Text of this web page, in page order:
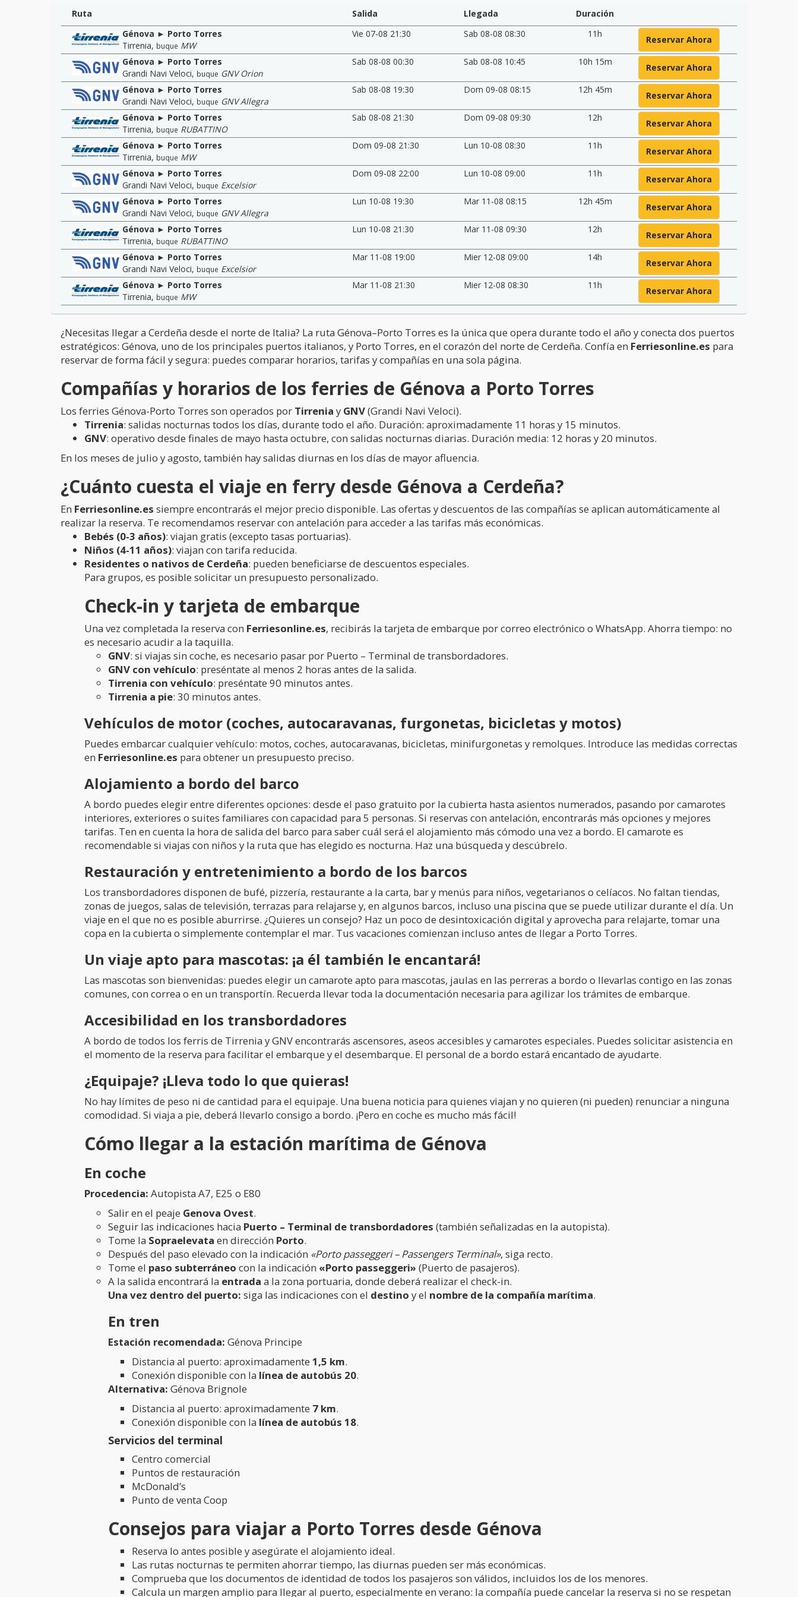
Ruta Salida Llegada
Duración
Génova ► Porto Torres
Tirrenia, buque MW
Vie 07-08 21:30 Sab 08-08 08:30 11h
Reservar Ahora
Génova ► Porto Torres
Grandi Navi Veloci, buque GNV Orion
Sab 08-08 00:30 Sab 08-08 10:45 10h 15m
Reservar Ahora
Génova ► Porto Torres
Grandi Navi Veloci, buque GNV Allegra
Sab 08-08 19:30 Dom 09-08 08:15 12h 45m
Reservar Ahora
Génova ► Porto Torres
Tirrenia, buque RUBATTINO
Sab 08-08 21:30 Dom 09-08 09:30 12h
Reservar Ahora
Génova ► Porto Torres
Tirrenia, buque MW
Dom 09-08 21:30 Lun 10-08 08:30 11h
Reservar Ahora
Génova ► Porto Torres
Grandi Navi Veloci, buque Excelsior
Dom 09-08 22:00 Lun 10-08 09:00 11h
Reservar Ahora
Génova ► Porto Torres
Grandi Navi Veloci, buque GNV Allegra
Lun 10-08 19:30 Mar 11-08 08:15 12h 45m
Reservar Ahora
Génova ► Porto Torres
Tirrenia, buque RUBATTINO
Lun 10-08 21:30 Mar 11-08 09:30 12h
Reservar Ahora
Génova ► Porto Torres
Grandi Navi Veloci, buque Excelsior
Mar 11-08 19:00 Mier 12-08 09:00 14h
Reservar Ahora
Génova ► Porto Torres
Tirrenia, buque MW
Mar 11-08 21:30 Mier 12-08 08:30 11h
Reservar Ahora
¿Necesitas llegar a Cerdeña desde el norte de Italia? La ruta Génova–Porto Torres es la única que opera durante todo el año y conecta dos puertos
estratégicos: Génova, uno de los principales puertos italianos, y Porto Torres, en el corazón del norte de Cerdeña. Confía en Ferriesonline.es para
reservar de forma fácil y segura: puedes comparar horarios, tarifas y compañías en una sola página.
Compañías y horarios de los ferries de Génova a Porto Torres
Los ferries Génova-Porto Torres son operados por Tirrenia y GNV(Grandi Navi Veloci).
Tirrenia: salidas nocturnas todos los días, durante todo el año. Duración: aproximadamente 11 horas y 15 minutos.
GNV: operativo desde finales de mayo hasta octubre, con salidas nocturnas diarias. Duración media: 12 horas y 20 minutos.
En los meses de julio y agosto, también hay salidas diurnas en los días de mayor afluencia.
¿Cuánto cuesta el viaje en ferry desde Génova a Cerdeña?
En Ferriesonline.es siempre encontrarás el mejor precio disponible. Las ofertas y descuentos de las compañías se aplican automáticamente al
realizar la reserva. Te recomendamos reservar con antelación para acceder a las tarifas más económicas.
Bebés (0-3 años): viajan gratis (excepto tasas portuarias).
Niños (4-11 años): viajan con tarifa reducida.
Residentes o nativos de Cerdeña: pueden beneficiarse de descuentos especiales.
Para grupos, es posible solicitar un presupuesto personalizado.
Check-in y tarjeta de embarque
Una vez completada la reserva con Ferriesonline.es, recibirás la tarjeta de embarque por correo electrónico o WhatsApp. Ahorra tiempo: no
es necesario acudir a la taquilla.
GNV: si viajas sin coche, es necesario pasar por Puerto – Terminal de transbordadores.
GNV con vehículo: preséntate al menos 2 horas antes de la salida.
Tirrenia con vehículo: preséntate 90 minutos antes.
Tirrenia a pie: 30 minutos antes.
Vehículos de motor (coches, autocaravanas, furgonetas, bicicletas y motos)
Puedes embarcar cualquier vehículo: motos, coches, autocaravanas, bicicletas, minifurgonetas y remolques. Introduce las medidas correctas
en Ferriesonline.es para obtener un presupuesto preciso.
Alojamiento a bordo del barco
A bordo puedes elegir entre diferentes opciones: desde el paso gratuito por la cubierta hasta asientos numerados, pasando por camarotes
interiores, exteriores o suites familiares con capacidad para 5 personas. Si reservas con antelación, encontrarás más opciones y mejores
tarifas. Ten en cuenta la hora de salida del barco para saber cuál será el alojamiento más cómodo una vez a bordo. El camarote es
recomendable si viajas con niños y la ruta que has elegido es nocturna. Haz una búsqueda y descúbrelo.
Restauración y entretenimiento a bordo de los barcos
Los transbordadores disponen de bufé, pizzería, restaurante a la carta, bar y menús para niños, vegetarianos o celíacos. No faltan tiendas,
zonas de juegos, salas de televisión, terrazas para relajarse y, en algunos barcos, incluso una piscina que se puede utilizar durante el día. Un
viaje en el que no es posible aburrirse. ¿Quieres un consejo? Haz un poco de desintoxicación digital y aprovecha para relajarte, tomar una
copa en la cubierta o simplemente contemplar el mar. Tus vacaciones comienzan incluso antes de llegar a Porto Torres.
Un viaje apto para mascotas: ¡a él también le encantará!
Las mascotas son bienvenidas: puedes elegir un camarote apto para mascotas, jaulas en las perreras a bordo o llevarlas contigo en las zonas
comunes, con correa o en un transportín. Recuerda llevar toda la documentación necesaria para agilizar los trámites de embarque.
Accesibilidad en los transbordadores
A bordo de todos los ferris de Tirrenia y GNV encontrarás ascensores, aseos accesibles y camarotes especiales. Puedes solicitar asistencia en
el momento de la reserva para facilitar el embarque y el desembarque. El personal de a bordo estará encantado de ayudarte.
¿Equipaje? ¡Lleva todo lo que quieras!
No hay límites de peso ni de cantidad para el equipaje. Una buena noticia para quienes viajan y no quieren (ni pueden) renunciar a ninguna
comodidad. Si viaja a pie, deberá llevarlo consigo a bordo. ¡Pero en coche es mucho más fácil!
Cómo llegar a la estación marítima de Génova
En coche
Procedencia: Autopista A7, E25 o E80
Salir en el peaje Genova Ovest.
Seguir las indicaciones hacia Puerto – Terminal de transbordadores (también señalizadas en la autopista).
Tome la Sopraelevata en dirección Porto.
Después del paso elevado con la indicación «Porto passeggeri – Passengers Terminal», siga recto.
Tome el paso subterráneo con la indicación «Porto passeggeri» (Puerto de pasajeros).
A la salida encontrará la entrada a la zona portuaria, donde deberá realizar el check-in.
Una vez dentro del puerto: siga las indicaciones con el destino y el nombre de la compañía marítima.
En tren
Estación recomendada: Génova Principe
Distancia al puerto: aproximadamente 1,5 km.
Conexión disponible con la línea de autobús 20.
Alternativa: Génova Brignole
Distancia al puerto: aproximadamente 7 km.
Conexión disponible con la línea de autobús 18.
Servicios del terminal
Centro comercial
Puntos de restauración
McDonald’s
Punto de venta Coop
Consejos para viajar a Porto Torres desde Génova
Reserva lo antes posible y asegúrate el alojamiento ideal.
Las rutas nocturnas te permiten ahorrar tiempo, las diurnas pueden ser más económicas.
Comprueba que los documentos de identidad de todos los pasajeros son válidos, incluidos los de los menores.
Calcula un margen amplio para llegar al puerto, especialmente en verano: la compañía puede cancelar la reserva si no se respetan